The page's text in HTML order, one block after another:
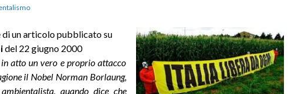
un articolo pubblicato su
del 22 giugno 2000
in atto un vero e proprio attacco
il Nobel Norman Borlaung,
quando dice che